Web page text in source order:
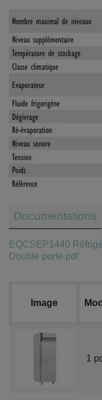
Documentations
EQCSEP1440
Double porte.pdf
Image
1